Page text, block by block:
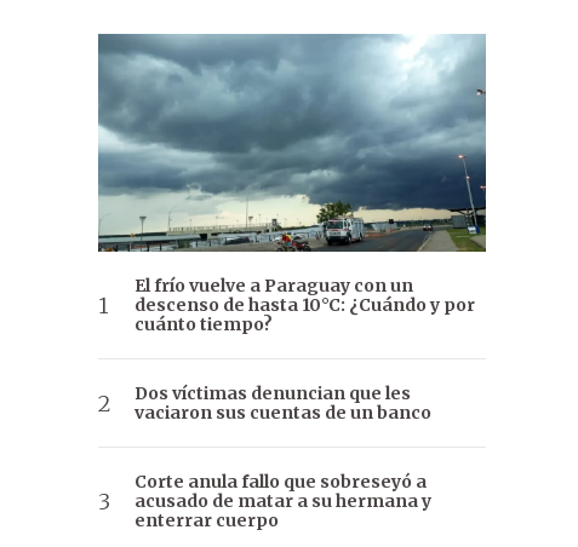
El frío vuelve a Paraguay con un
descenso de hasta 10°C: ¿Cuándo y por
cuánto tiempo?
Dos víctimas denuncian que les
vaciaron sus cuentas de un banco
Corte anula fallo que sobreseyó a
acusado de matar a su hermana y
enterrar cuerpo